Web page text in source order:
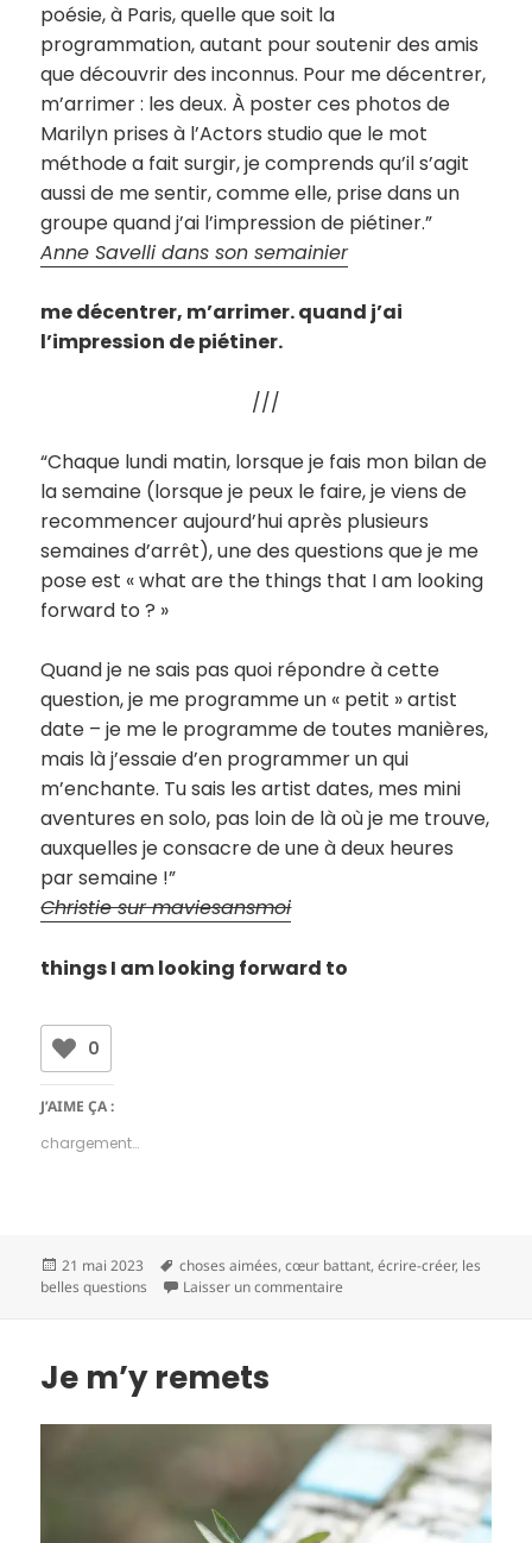
poésie, à Paris, quelle que soit la
programmation, autant pour soutenir des amis
que découvrir des inconnus. Pour me décentrer,
m’arrimer : les deux. À poster ces photos de
Marilyn prises à l’Actors studio que le mot
méthode a fait surgir, je comprends qu’il s’agit
aussi de me sentir, comme elle, prise dans un
groupe quand j’ai l’impression de piétiner.”
Anne Savelli dans son semainier
me décentrer, m’arrimer. quand j’ai
l’impression de piétiner.
///
“Chaque lundi matin, lorsque je fais mon bilan de
la semaine (lorsque je peux le faire, je viens de
recommencer aujourd’hui après plusieurs
semaines d’arrêt), une des questions que je me
pose est « what are the things that I am looking
forward to ? »
Quand je ne sais pas quoi répondre à cette
question, je me programme un « petit » artist
date – je me le programme de toutes manières,
mais là j’essaie d’en programmer un qui
m’enchante. Tu sais les artist dates, mes mini
aventures en solo, pas loin de là où je me trouve,
auxquelles je consacre de une à deux heures
par semaine !”
Christie sur maviesansmoi
things I am looking forward to
0
J’AIME ÇA :
chargement…
Publié
le
21 mai 2023
Mots-
clés
choses aimées,cœur battant,écrire-créer, les
belles questions
Laisser un commentaire
Je m’y remets